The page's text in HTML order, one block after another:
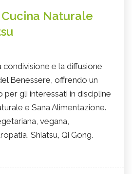
Naturale
e la diffusione
Benessere, offrendo un
gli interessati in discipline
e Sana Alimentazione.
vegana,
Shiatsu, Qi Gong.